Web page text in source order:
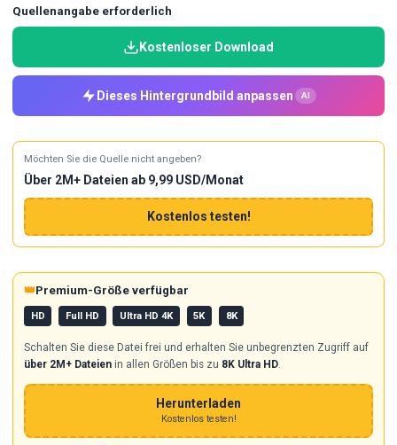
Quellenangabe erforderlich
Kostenloser Download
Dieses Hintergrundbild anpassen AI
Möchten Sie die Quelle nicht angeben?
Über 2M+ Dateien ab 9,99 USD/Monat
Kostenlos testen!
👑Premium-Größe verfügbar
HD Full HD Ultra HD 4K 5K 8K
Schalten Sie diese Datei frei und erhalten Sie unbegrenzten Zugriff auf
über 2M+ Dateienin allen Größen bis zu 8K Ultra HD.
Herunterladen
Kostenlos testen!